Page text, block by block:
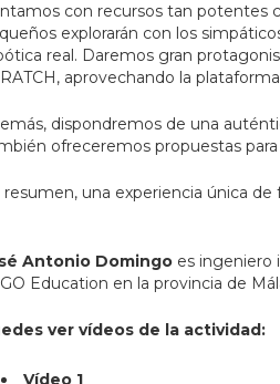
con recursos tan potentes
explorarán con los
real. Daremos gran
aprovechando la
dispondremos de una
ofreceremos propuestas
resumen, una experiencia única
Antonio Domingo es ingeniero
Education en la provincia de
ver vídeos de la actividad:
Vídeo 1